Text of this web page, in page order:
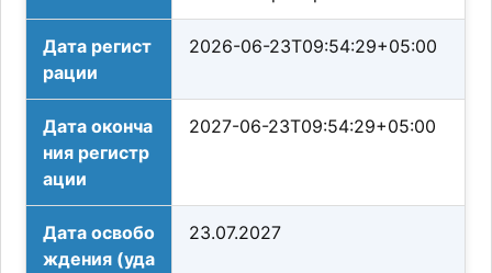
Дата регист
рации
2026-06-23T09:54:29+05:00
Дата оконча
ния регистр
ации
2027-06-23T09:54:29+05:00
Дата освобо
ждения (уда
23.07.2027